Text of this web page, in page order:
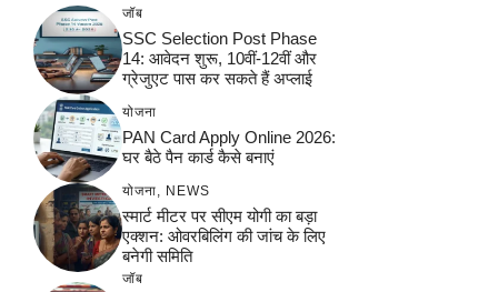
जॉब
SSC Selection Post Phase
14: आवेदन शुरू, 10वीं-12वीं और
ग्रेजुएट पास कर सकते हैं अप्लाई
योजना
PAN Card Apply Online 2026:
घर बैठे पैन कार्ड कैसे बनाएं
योजना NEWS
स्मार्ट मीटर पर सीएम योगी का बड़ा
एक्शन: ओवरबिलिंग की जांच के लिए
बनेगी समिति
जॉब